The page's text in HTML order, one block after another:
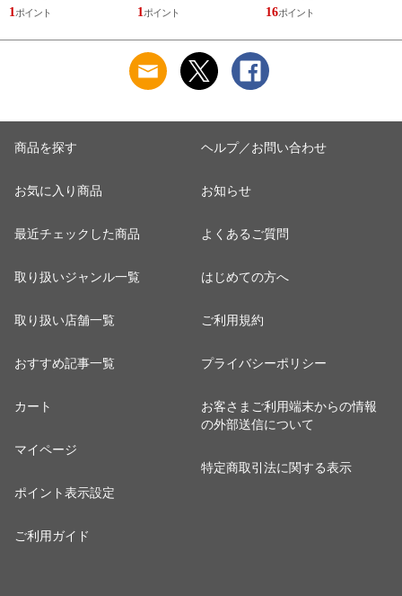
1 1 16
商品を探す
お気に入り商品
最近チェックした商品
取り扱いジャンル一覧
取り扱い店舗一覧
おすすめ記事一覧
カート
マイページ
ポイント表示設定
ご利用ガイド
ヘルプ／お問い合わせ
お知らせ
よくあるご質問
はじめての方へ
ご利用規約
プライバシーポリシー
お客さまご利用端末からの情報
の外部送信について
特定商取引法に関する表示